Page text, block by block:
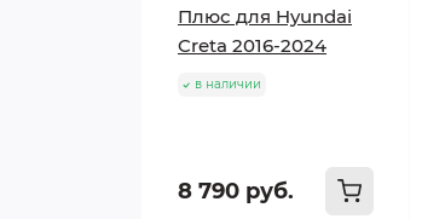
Плюс для Hyundai
Creta 2016-2024
в наличии
8 790 руб.